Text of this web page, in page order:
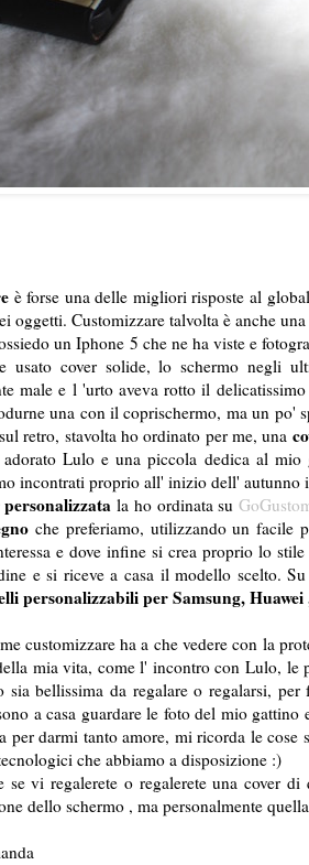
è forse una delle migliori risposte al
oggetti. Customizzare talvolta è anche
un Iphone 5 che ne ha viste e
usato cover solide, lo schermo negli
male e l 'urto aveva rotto il
una con il coprischermo, ma un po'
retro, stavolta ho ordinato per me, una
Lulo e una piccola dedica al mio
incontrati proprio all' inizio dell' autunno
personalizzata la ho ordinata su
che preferiamo, utilizzando un facile
e dove infine si crea proprio lo
e si riceve a casa il modello scelto. Su
personalizzabili per Samsung,
customizzare ha a che vedere con la
mia vita, come l' incontro con Lulo, le
sia bellissima da regalare o regalarsi,
a casa guardare le foto del mio
per darmi tanto amore, mi ricorda le
che abbiamo a disposizione :)
se vi regalerete o regalerete una cover
dello schermo , ma personalmente